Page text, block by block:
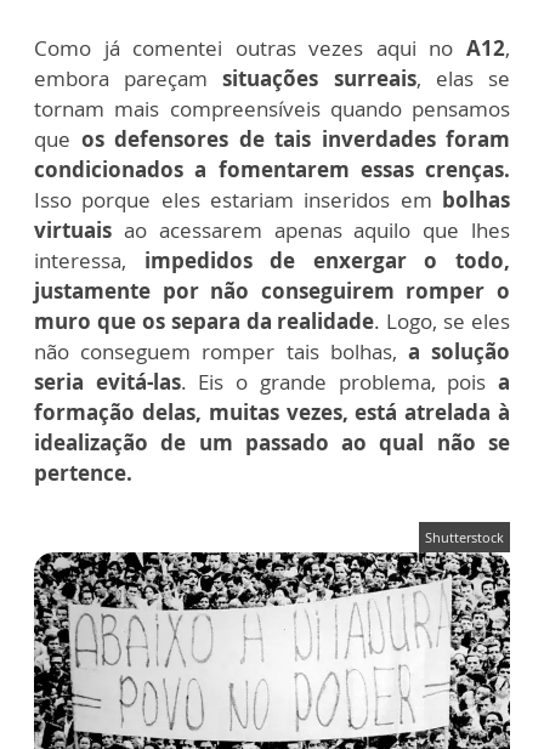
Como já comentei outras vezes aqui no A12,
embora pareçamsituações surreais, elas se
tornam mais compreensíveis quando pensamos
que os defensores de tais inverdades foram
condicionados a fomentarem essas crenças.
Isso porque eles estariam inseridos em bolhas
virtuais ao acessarem apenas aquilo que lhes
interessa, impedidos de enxergar o todo,
justamente por não conseguirem romper o
muro que os separa da realidade. Logo, se eles
não conseguem romper tais bolhas, a solução
seria evitá-las. Eis o grande problema, poisa
formação delas, muitas vezes, está atrelada à
idealização de um passado ao qual não se
pertence.
Shutterstock